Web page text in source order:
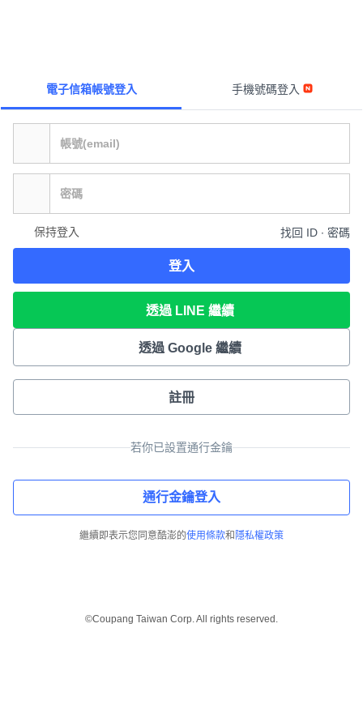
電子信箱帳號登入 手機號碼登入
保持登入 找回 ID ∙ 密碼
登入
透過 LINE 繼續
透過 Google 繼續
註冊
若你已設置通行金鑰
通行金鑰登入
繼續即表示您同意酷澎的使用條款和 隱私權政策
©Coupang Taiwan Corp. All rights reserved.